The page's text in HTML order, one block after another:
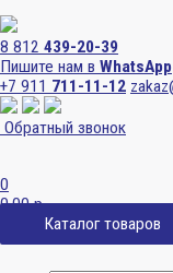
8 812 439-20-39
Пишите нам в WhatsApp
+7 911 711-11-12
Обратный звонок
0
0,00р.
Каталог товаров